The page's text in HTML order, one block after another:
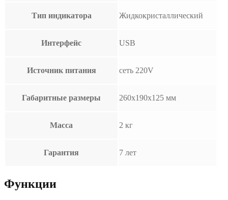
Тип индикатора Жидкокристаллический
Интерфейс USB
Источник питания сеть 220V
Габаритные размеры 260х190х125 мм
Масса 2 кг
Гарантия 7 лет
Функции